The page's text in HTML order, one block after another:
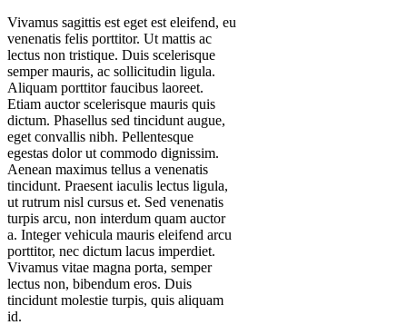
Vivamus sagittis est eget est eleifend, eu
venenatis felis porttitor. Ut mattis ac
lectus non tristique. Duis scelerisque
semper mauris, ac sollicitudin ligula.
Aliquam porttitor faucibus laoreet.
Etiam auctor scelerisque mauris quis
dictum. Phasellus sed tincidunt augue,
eget convallis nibh. Pellentesque
egestas dolor ut commodo dignissim.
Aenean maximus tellus a venenatis
tincidunt. Praesent iaculis lectus ligula,
ut rutrum nisl cursus et. Sed venenatis
turpis arcu, non interdum quam auctor
a. Integer vehicula mauris eleifend arcu
porttitor, nec dictum lacus imperdiet.
Vivamus vitae magna porta, semper
lectus non, bibendum eros. Duis
tincidunt molestie turpis, quis aliquam
id.